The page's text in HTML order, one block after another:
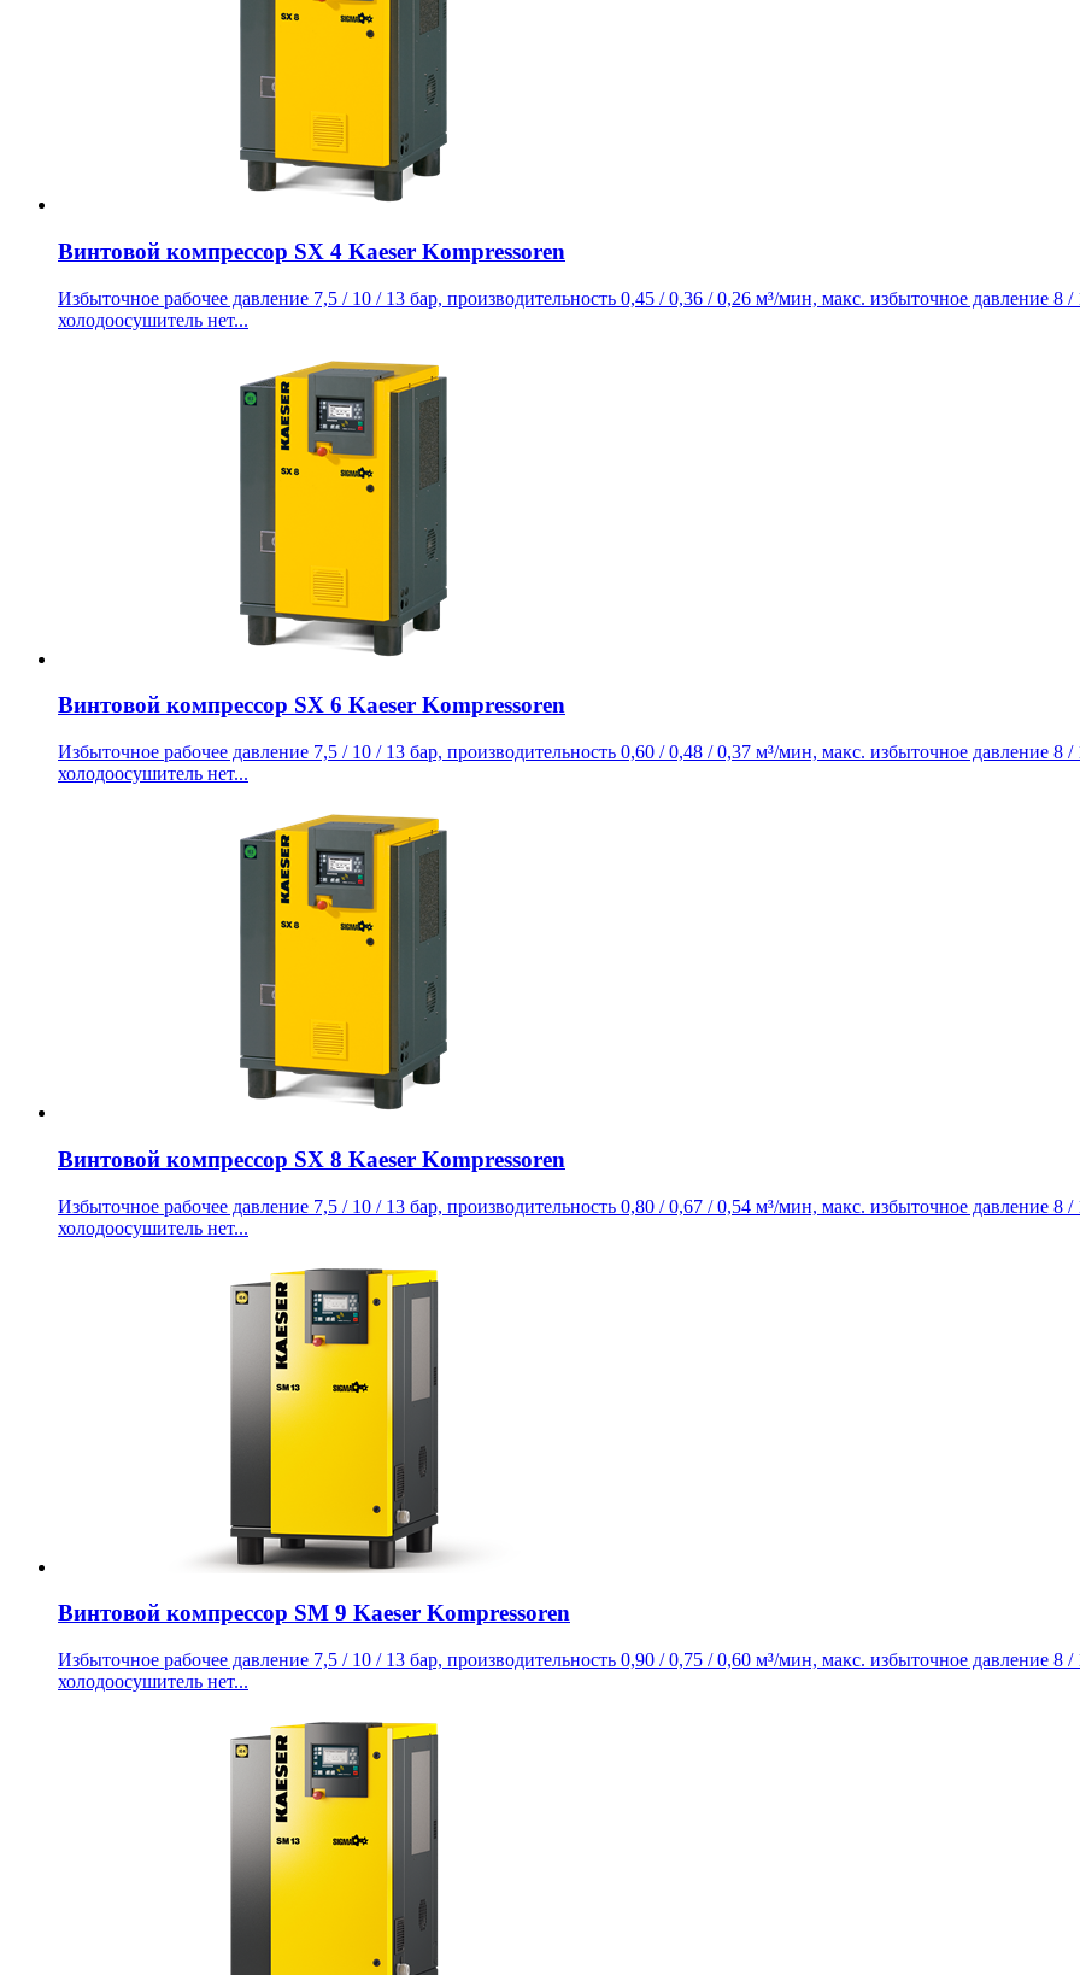
Винтовой компрессор SX 4 Kaeser Kompressoren
Избыточное рабочее давление 7,5 / 10 / 13 бар, производительность 0,45 / 0,36 / 0,26 м³/мин, макс. избыточное давление 8
холодоосушитель нет...
Винтовой компрессор SX 6 Kaeser Kompressoren
Избыточное рабочее давление 7,5 / 10 / 13 бар, производительность 0,60 / 0,48 / 0,37 м³/мин, макс. избыточное давление 8
холодоосушитель нет...
Винтовой компрессор SX 8 Kaeser Kompressoren
Избыточное рабочее давление 7,5 / 10 / 13 бар, производительность 0,80 / 0,67 / 0,54 м³/мин, макс. избыточное давление 8
холодоосушитель нет...
Винтовой компрессор SM 9 Kaeser Kompressoren
Избыточное рабочее давление 7,5 / 10 / 13 бар, производительность 0,90 / 0,75 / 0,60 м³/мин, макс. избыточное давление 8
холодоосушитель нет...